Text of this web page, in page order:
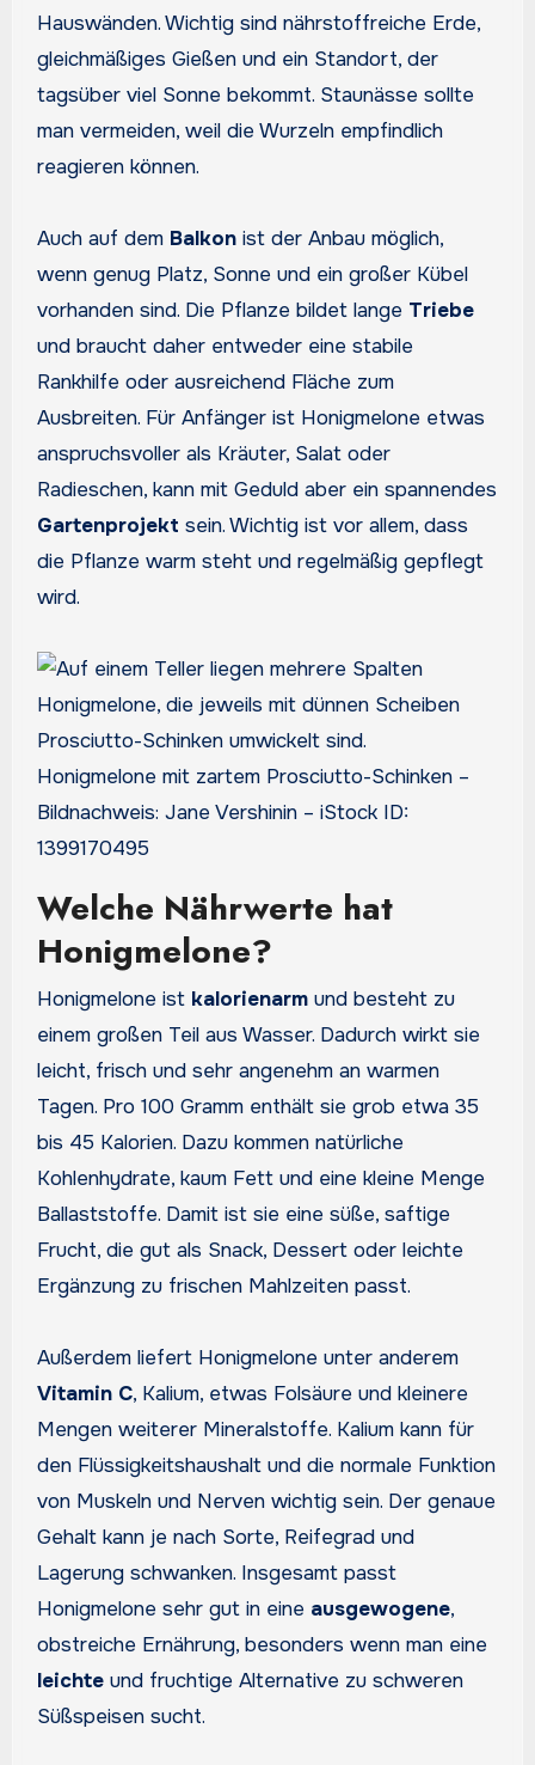
Hauswänden. Wichtig sind nährstoffreiche Erde,
gleichmäßiges Gießen und ein Standort, der
tagsüber viel Sonne bekommt. Staunässe sollte
man vermeiden, weil die Wurzeln empfindlich
reagieren können.
Auch auf dem Balkonist der Anbau möglich,
wenn genug Platz, Sonne und ein großer Kübel
vorhanden sind. Die Pflanze bildet lange Triebe
und braucht daher entweder eine stabile
Rankhilfe oder ausreichend Fläche zum
Ausbreiten. Für Anfänger ist Honigmelone etwas
anspruchsvoller als Kräuter, Salat oder
Radieschen, kann mit Geduld aber ein spannendes
Gartenprojekt sein. Wichtig ist vor allem, dass
die Pflanze warm steht und regelmäßig gepflegt
wird.
Honigmelone mit zartem Prosciutto-Schinken –
Bildnachweis: Jane Vershinin – iStock ID:
1399170495
Welche Nährwerte hat
Honigmelone?
Honigmelone ist kalorienarmund besteht zu
einem großen Teil aus Wasser. Dadurch wirkt sie
leicht, frisch und sehr angenehm an warmen
Tagen. Pro 100 Gramm enthält sie grob etwa 35
bis 45 Kalorien. Dazu kommen natürliche
Kohlenhydrate, kaum Fett und eine kleine Menge
Ballaststoffe. Damit ist sie eine süße, saftige
Frucht, die gut als Snack, Dessert oder leichte
Ergänzung zu frischen Mahlzeiten passt.
Außerdem liefert Honigmelone unter anderem
Vitamin C, Kalium, etwas Folsäure und kleinere
Mengen weiterer Mineralstoffe. Kalium kann für
den Flüssigkeitshaushalt und die normale Funktion
von Muskeln und Nerven wichtig sein. Der genaue
Gehalt kann je nach Sorte, Reifegrad und
Lagerung schwanken. Insgesamt passt
Honigmelone sehr gut in eine ausgewogene,
obstreiche Ernährung, besonders wenn man eine
leichteund fruchtige Alternative zu schweren
Süßspeisen sucht.